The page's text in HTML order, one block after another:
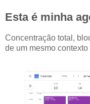
Esta é minha
Concentração total,
de um mesmo contexto